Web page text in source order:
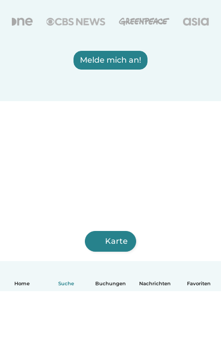
Home Suche Buchungen Nachrichten Favoriten
Melde mich an!
Karte